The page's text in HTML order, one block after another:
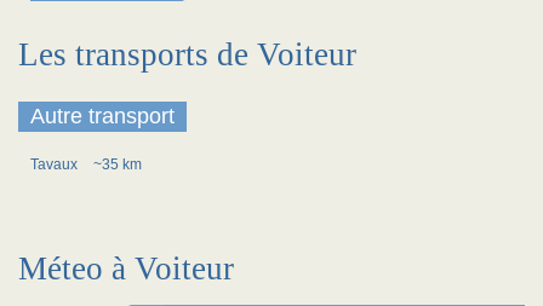
Les transports de Voiteur
Autre transport
Tavaux ~35 km
Méteo à Voiteur